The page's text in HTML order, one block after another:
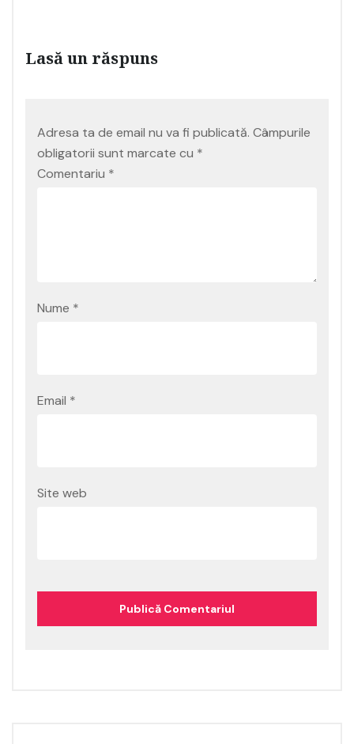
Lasă un răspuns
Adresa ta de email nu va fi publicată. Câmpurile
obligatorii sunt marcate cu *
Comentariu *
Nume *
Email *
Site web